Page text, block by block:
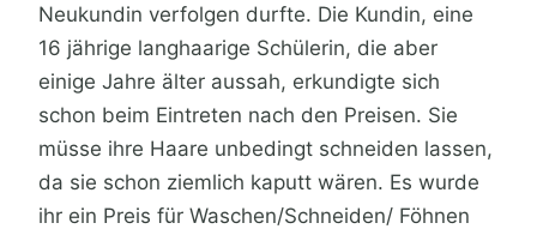
Neukundin verfolgen durfte. Die Kundin, eine
16 jährige langhaarige Schülerin, die aber
einige Jahre älter aussah, erkundigte sich
schon beim Eintreten nach den Preisen. Sie
müsse ihre Haare unbedingt schneiden lassen,
da sie schon ziemlich kaputt wären. Es wurde
ihr ein Preis für Waschen/Schneiden/ Föhnen